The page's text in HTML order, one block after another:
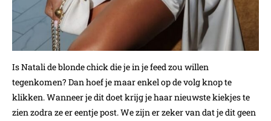
Is Natali de blonde chick die je in je feed zou willen
tegenkomen? Dan hoef je maar enkel op de volg knop te
klikken. Wanneer je dit doet krijg je haar nieuwste kiekjes te
zien zodra ze er eentje post. We zijn er zeker van dat je dit geen